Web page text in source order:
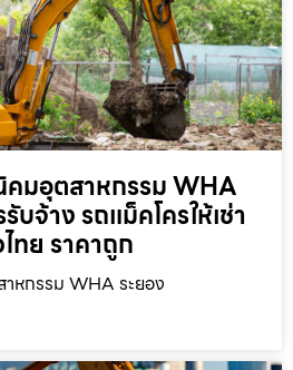
คมอุตสาหกรรม WHA
บจ้าง รถแม็คโครให้เช่า
ทย ราคาถูก
าหกรรม WHA ระยอง